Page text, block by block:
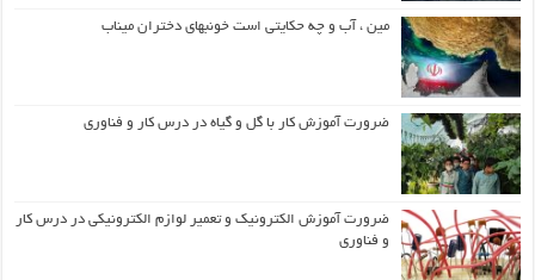
مین ، آب و چه حکایتی است خونبهای دختران میناب
ضرورت آموزش کار با گل و گیاه در درس کار و فناوری
ضرورت آموزش الکترونیک و تعمیر لوازم الکترونیکی در درس کار
و فناوری